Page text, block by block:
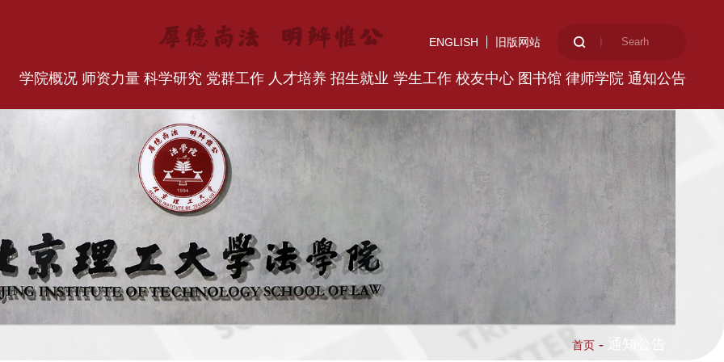
ENGLISH 旧版网站
学院概况 师资力量 科学研究 党群工作 人才培养 招生就业 学生工作 校友中心 图书馆 律师学院 通知公告
首页 -